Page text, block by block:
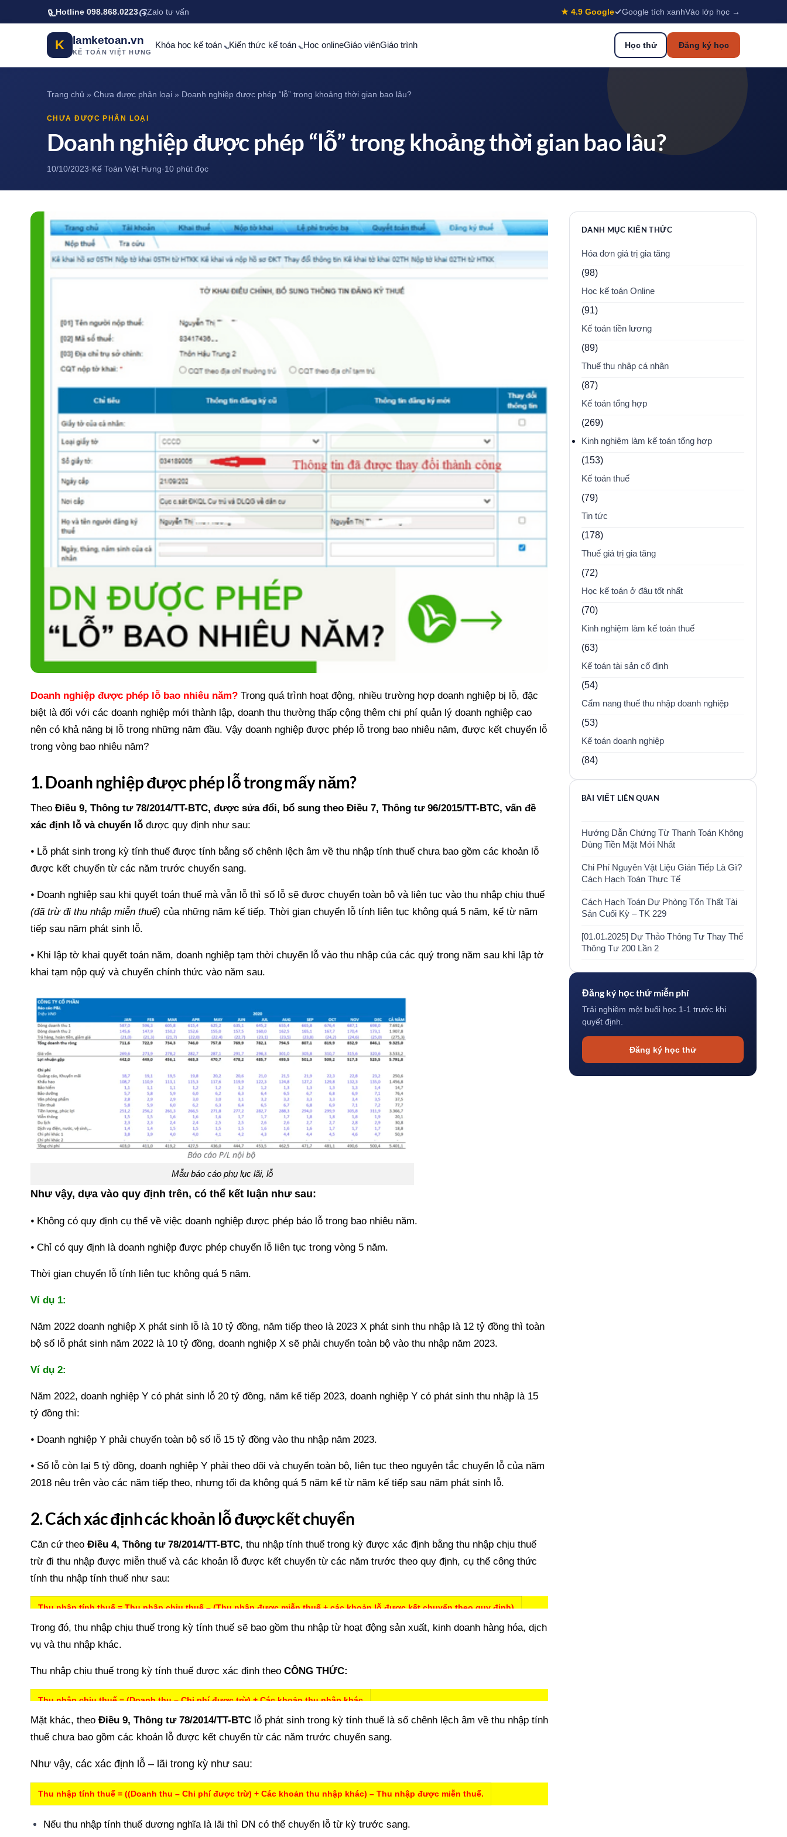
Bỏ qua tới nội dung chính
Hotline 098.868.0223 Zalo tư vấn ★ 4.9 Google Google tích xanhVào lớp học →
K lamketoan.vn
KẾ TOÁN VIỆT HƯNG
Khóa học kế toán Kiến thức kế toán Học onlineGiáo viênGiáo trình Học thử Đăng ký học
Trang chủ » Chưa được phân loại » Doanh nghiệp được phép “lỗ” trong khoảng thời gian bao lâu?
CHƯA ĐƯỢC PHÂN LOẠI
Doanh nghiệp được phép “lỗ” trong khoảng thời gian bao lâu?
10/10/2023·Kế Toán Việt Hưng·10 phút đọc
Doanh nghiệp được phép lỗ bao nhiêu năm? Trong quá trình hoạt động, nhiều trường hợp doanh nghiệp bị lỗ, đặc
biệt là đối với các doanh nghiệp mới thành lập, doanh thu thường thấp cộng thêm chi phí quản lý doanh nghiệp cao
nên có khả năng bị lỗ trong những năm đầu. Vậy doanh nghiệp được phép lỗ trong bao nhiêu năm, được kết chuyển lỗ
trong vòng bao nhiêu năm?
1. Doanh nghiệp được phép lỗ trong mấy năm?
Theo Điều 9, Thông tư 78/2014/TT-BTC, được sửa đổi, bổ sung theo Điều 7, Thông tư 96/2015/TT-BTC, vấn đề
xác định lỗ và chuyển lỗ được quy định như sau:
⦁ Lỗ phát sinh trong kỳ tính thuế được tính bằng số chênh lệch âm về thu nhập tính thuế chưa bao gồm các khoản lỗ
được kết chuyển từ các năm trước chuyển sang.
⦁ Doanh nghiệp sau khi quyết toán thuế mà vẫn lỗ thì số lỗ sẽ được chuyển toàn bộ và liên tục vào thu nhập chịu thuế
(đã trừ đi thu nhập miễn thuế) của những năm kế tiếp. Thời gian chuyển lỗ tính liên tục không quá 5 năm, kể từ năm
tiếp sau năm phát sinh lỗ.
⦁ Khi lập tờ khai quyết toán năm, doanh nghiệp tạm thời chuyển lỗ vào thu nhập của các quý trong năm sau khi lập tờ
khai tạm nộp quý và chuyển chính thức vào năm sau.
Mẫu báo cáo phụ lục lãi, lỗ
Như vậy, dựa vào quy định trên, có thể kết luận như sau:
⦁ Không có quy định cụ thể về việc doanh nghiệp được phép báo lỗ trong bao nhiêu năm.
⦁ Chỉ có quy định là doanh nghiệp được phép chuyển lỗ liên tục trong vòng 5 năm.
Thời gian chuyển lỗ tính liên tục không quá 5 năm.
Ví dụ 1:
Năm 2022 doanh nghiệp X phát sinh lỗ là 10 tỷ đồng, năm tiếp theo là 2023 X phát sinh thu nhập là 12 tỷ đồng thì toàn
bộ số lỗ phát sinh năm 2022 là 10 tỷ đồng, doanh nghiệp X sẽ phải chuyển toàn bộ vào thu nhập năm 2023.
Ví dụ 2:
Năm 2022, doanh nghiệp Y có phát sinh lỗ 20 tỷ đồng, năm kế tiếp 2023, doanh nghiệp Y có phát sinh thu nhập là 15
tỷ đồng thì:
⦁ Doanh nghiệp Y phải chuyển toàn bộ số lỗ 15 tỷ đồng vào thu nhập năm 2023.
⦁ Số lỗ còn lại 5 tỷ đồng, doanh nghiệp Y phải theo dõi và chuyển toàn bộ, liên tục theo nguyên tắc chuyển lỗ của năm
2018 nêu trên vào các năm tiếp theo, nhưng tối đa không quá 5 năm kể từ năm kế tiếp sau năm phát sinh lỗ.
2. Cách xác định các khoản lỗ được kết chuyển
Căn cứ theo Điều 4, Thông tư 78/2014/TT-BTC, thu nhập tính thuế trong kỳ được xác định bằng thu nhập chịu thuế
trừ đi thu nhập được miễn thuế và các khoản lỗ được kết chuyển từ các năm trước theo quy định, cụ thể công thức
tính thu nhập tính thuế như sau:
Thu nhập tính thuế = Thu nhập chịu thuế – (Thu nhập được miễn thuế + các khoản lỗ được kết chuyển theo quy định)
Trong đó, thu nhập chịu thuế trong kỳ tính thuế sẽ bao gồm thu nhập từ hoạt động sản xuất, kinh doanh hàng hóa, dịch
vụ và thu nhập khác.
Thu nhập chịu thuế trong kỳ tính thuế được xác định theo CÔNG THỨC:
Thu nhập chịu thuế = (Doanh thu – Chi phí được trừ) + Các khoản thu nhập khác
Mặt khác, theo Điều 9, Thông tư 78/2014/TT-BTC lỗ phát sinh trong kỳ tính thuế là số chênh lệch âm về thu nhập tính
thuế chưa bao gồm các khoản lỗ được kết chuyển từ các năm trước chuyển sang.
Như vậy, các xác định lỗ – lãi trong kỳ như sau:
Thu nhập tính thuế = ((Doanh thu – Chi phí được trừ) + Các khoản thu nhập khác) – Thu nhập được miễn thuế.
Nếu thu nhập tính thuế dương nghĩa là lãi thì DN có thể chuyển lỗ từ kỳ trước sang.
DANH MỤC KIẾN THỨC
Hóa đơn giá trị gia tăng
(98)
Học kế toán Online
(91)
Kế toán tiền lương
(89)
Thuế thu nhập cá nhân
(87)
Kế toán tổng hợp
(269)
Kinh nghiệm làm kế toán tổng hợp
(153)
Kế toán thuế
(79)
Tin tức
(178)
Thuế giá trị gia tăng
(72)
Học kế toán ở đâu tốt nhất
(70)
Kinh nghiệm làm kế toán thuế
(63)
Kế toán tài sản cố định
(54)
Cẩm nang thuế thu nhập doanh nghiệp
(53)
Kế toán doanh nghiệp
(84)
BÀI VIẾT LIÊN QUAN
Hướng Dẫn Chứng Từ Thanh Toán Không
Dùng Tiền Mặt Mới Nhất
Chi Phí Nguyên Vật Liệu Gián Tiếp Là Gì?
Cách Hạch Toán Thực Tế
Cách Hạch Toán Dự Phòng Tổn Thất Tài
Sản Cuối Kỳ – TK 229
[01.01.2025] Dự Thảo Thông Tư Thay Thế
Thông Tư 200 Lần 2
Đăng ký học thử miễn phí
Trải nghiệm một buổi học 1-1 trước khi
quyết định.
Đăng ký học thử